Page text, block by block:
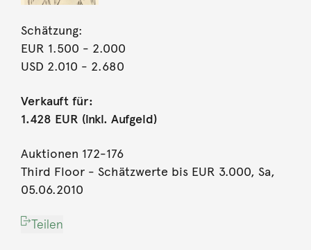
Schätzung:
EUR 1.500 - 2.000
USD 2.010 - 2.680
Verkauft für:
1.428 EUR (inkl. Aufgeld)
Auktionen 172-176
Third Floor - Schätzwerte bis EUR 3.000, Sa,
05.06.2010
Teilen